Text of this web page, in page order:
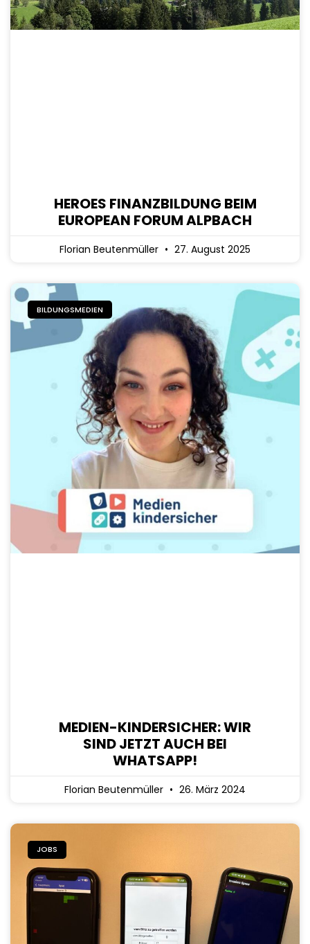
HEROES FINANZBILDUNG BEIM
EUROPEAN FORUM ALPBACH
Florian Beutenmüller 27. August 2025
BILDUNGSMEDIEN
MEDIEN-KINDERSICHER: WIR
SIND JETZT AUCH BEI
WHATSAPP!
Florian Beutenmüller 26. März 2024
JOBS